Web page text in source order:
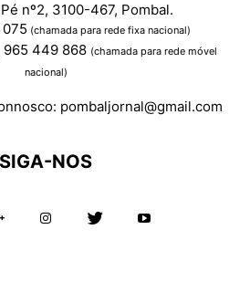
nº2, 3100-467, Pombal.
(chamada para rede fixa nacional)
965 449 868 (chamada para rede móvel
nacional)
pombaljornal@gmail.com
SIGA-NOS